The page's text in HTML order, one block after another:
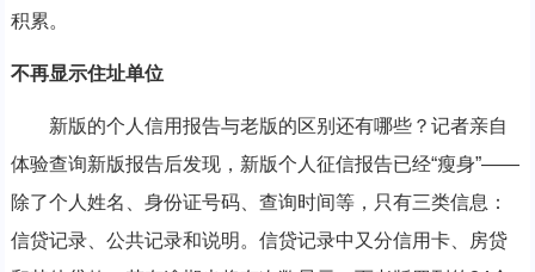
积累。
不再显示住址单位
新版的个人信用报告与老版的区别还有哪些？记者亲自
体验查询新版报告后发现，新版个人征信报告已经“瘦身”——
除了个人姓名、身份证号码、查询时间等，只有三类信息：
信贷记录、公共记录和说明。信贷记录中又分信用卡、房贷